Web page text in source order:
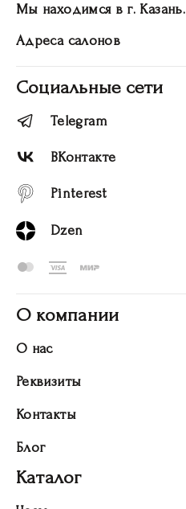
Мы находимся в г. Казань.
Адреса салонов
Социальные сети
Telegram
ВКонтакте
Pinterest
Dzen
О компании
О нас
Реквизиты
Контакты
Блог
Каталог